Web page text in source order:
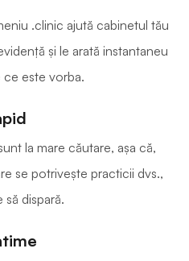
.clinic ajută cabinetul tău
și le arată instantaneu
este vorba.
la mare căutare, așa că,
se potrivește practicii dvs.,
dispară.